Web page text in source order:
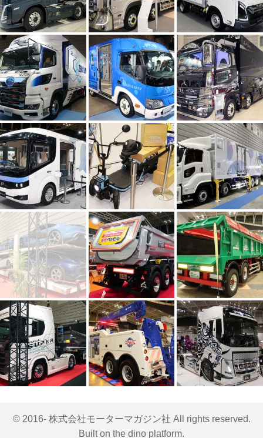
© 2016- 株式会社モーターマガジン社 All rights reserved.
Built on the dino platform.